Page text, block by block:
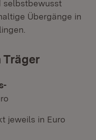
selbstbewusst
Übergänge in
Träger
jeweils in Euro